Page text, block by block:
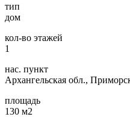
тип
дом
кол-во этажей
1
нас. пункт
Архангельская обл.,
площадь
130 м2